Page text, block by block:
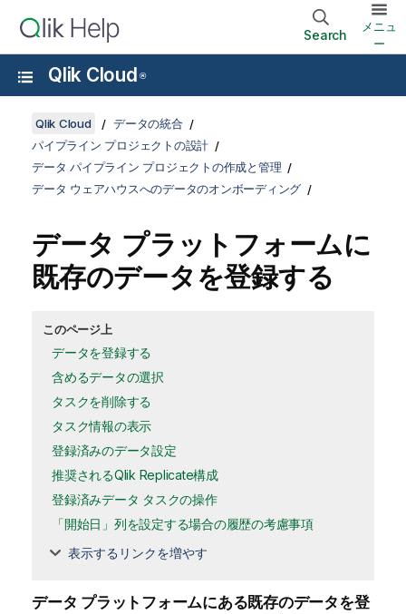
Search
メニュ
ー
Qlik Cloud ®
Qlik Cloud
データの統合
パイプライン プロジェクトの設計
データ パイプライン プロジェクトの作成と管理
データ ウェアハウスへのデータのオンボーディング
データ プラットフォームに
既存のデータを登録する
このページ上
データを登録する
含めるデータの選択
タスクを削除する
タスク情報の表示
登録済みのデータ設定
推奨されるQlik Replicate構成
登録済みデータ タスクの操作
「開始日」列を設定する場合の履歴の考慮事項
表示するリンクを増やす
データ プラットフォームにある既存のデータを登